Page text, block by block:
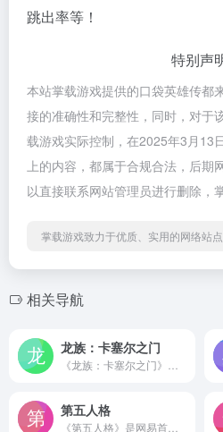
跳出率等！
特别声
本站掌载游戏提供的口袋英雄传都
接的准确性和完整性，同时，对于
载游戏实际控制，在2025年3月13
上的内容，都属于合规合法，后期
以直接联系网站管理员进行删除，
掌载游戏致力于优质、实用的网络站
相关导航
龙族：卡塞尔之门
第五人格